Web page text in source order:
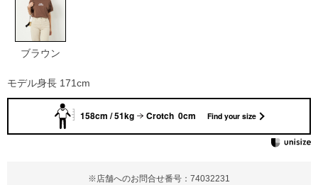
※店舗へのお問合せ番号：74032231
ブラウン
モデル身長 171cm
158cm / 51kg Crotch 0cm Find your size